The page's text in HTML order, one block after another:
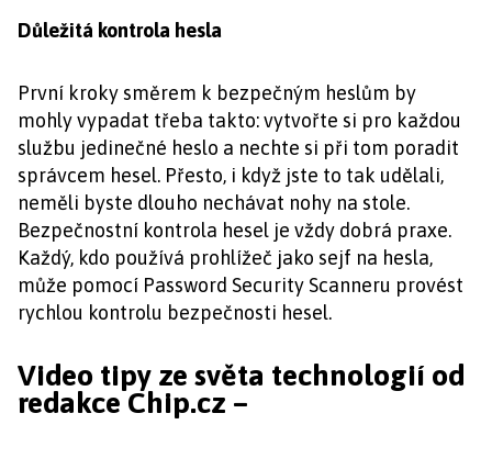
Důležitá kontrola hesla
První kroky směrem k bezpečným heslům by
mohly vypadat třeba takto: vytvořte si pro každou
službu jedinečné heslo a nechte si při tom poradit
správcem hesel. Přesto, i když jste to tak udělali,
neměli byste dlouho nechávat nohy na stole.
Bezpečnostní kontrola hesel je vždy dobrá praxe.
Každý, kdo používá prohlížeč jako sejf na hesla,
může pomocí Password Security Scanneru provést
rychlou kontrolu bezpečnosti hesel.
Video tipy ze světa technologií od
redakce Chip.cz –